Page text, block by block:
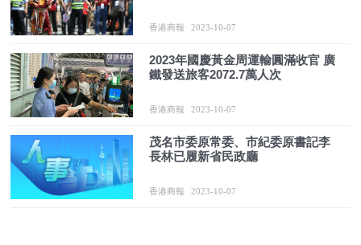
香港商報 2023-10-07
2023年國慶黃金周運輸圓滿收官 廣
鐵發送旅客2072.7萬人次
香港商報 2023-10-07
茂名市委原常委、市紀委原書記李
長林已履新省民政廳
香港商報 2023-10-07